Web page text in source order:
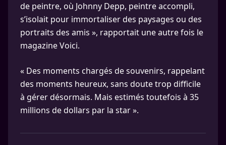
de peintre, où Johnny Depp, peintre accompli,
s’isolait pour immortaliser des paysages ou des
portraits des amis », rapportait une autre fois le
magazine Voici.
« Des moments chargés de souvenirs, rappelant
des moments heureux, sans doute trop difficile
à gérer désormais. Mais estimés toutefois à 35
millions de dollars par la star ».